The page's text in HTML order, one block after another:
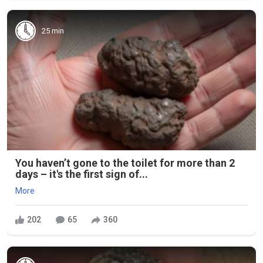
25 min
You haven’t gone to the toilet for more than 2
days – it's the first sign of...
More
202 65 360